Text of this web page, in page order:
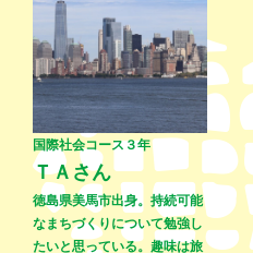
国際社会コース３年
ＴＡさん
徳島県美馬市出身。持続可能
なまちづくりについて勉強し
たいと思っている。趣味は旅